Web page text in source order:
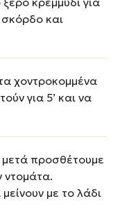
και
χοντροκομμένα
για 5’ και να
προσθέτουμε
ντομάτα.
με το λάδι